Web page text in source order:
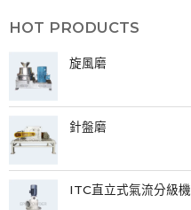
HOT PRODUCTS
旋風磨
針盤磨
ITC直立式氣流分級機